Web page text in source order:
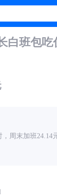
白班包吃
周末加班24.14